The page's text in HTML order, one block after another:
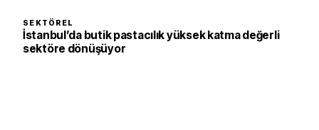
SEKTÖREL
İstanbul’da butik pastacılık yüksek katma değerli
sektöre dönüşüyor